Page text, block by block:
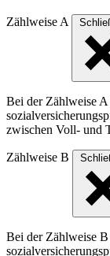
Zählweise A
Bei der Zählweise
zwischen Voll- und
Zählweise B
Bei der Zählweise